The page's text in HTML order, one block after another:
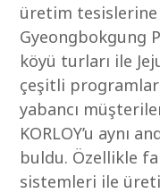
üretim tesislerine
Gyeongbokgung
köyü turları ile
çeşitli
yabancı
KORLOY’u aynı
buldu. Özellikle
sistemleri ile